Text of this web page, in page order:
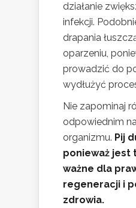
działanie
infekcji.
drapania
oparzeniu,
prowadzić do
wydłużyć
Nie zapominaj
odpowiednim
organizmu. Pij
ponieważ jest
ważne dla
regeneracji i
zdrowia.